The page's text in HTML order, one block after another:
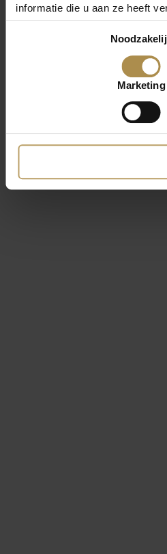
informatie die u aan ze heeft
Marketing